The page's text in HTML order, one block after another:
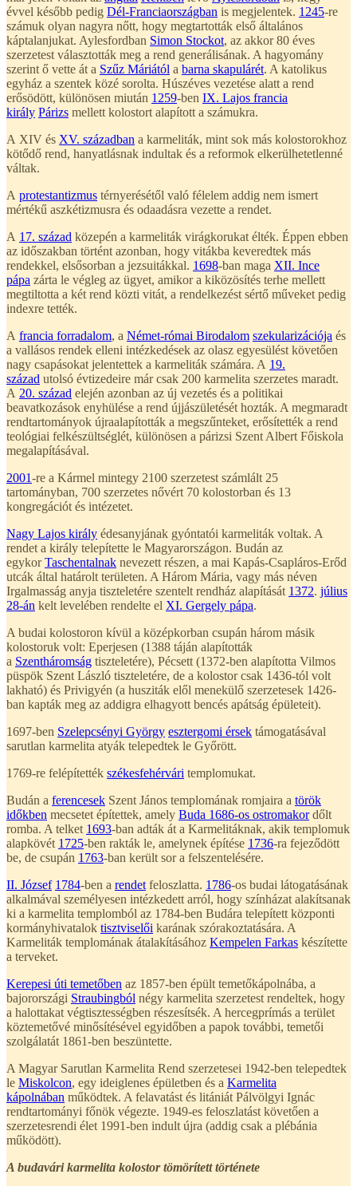
évvel később pedig Dél-Franciaországban is megjelentek. 1245-re
számuk olyan nagyra nőtt, hogy megtartották első általános
káptalanjukat. Aylesfordban Simon Stockot, az akkor 80 éves
szerzetest választották meg a rend generálisának. A hagyomány
szerint ő vette át a Szűz Máriától a barna skapulárét. A katolikus
egyház a szentek közé sorolta. Húszéves vezetése alatt a rend
erősödött, különösen miután 1259-ben IX. Lajos francia
király Párizs mellett kolostort alapított a számukra.
A XIV és XV. században a karmeliták, mint sok más kolostorokhoz
kötődő rend, hanyatlásnak indultak és a reformok elkerülhetetlenné
váltak.
A protestantizmus térnyerésétől való félelem addig nem ismert
mértékű aszkétizmusra és odaadásra vezette a rendet.
A 17. század közepén a karmeliták virágkorukat élték. Éppen ebben
az időszakban történt azonban, hogy vitákba keveredtek más
rendekkel, elsősorban a jezsuitákkal. 1698-ban maga XII. Ince
pápa zárta le végleg az ügyet, amikor a kiközösítés terhe mellett
megtiltotta a két rend közti vitát, a rendelkezést sértő műveket pedig
indexre tették.
A francia forradalom, a Német-római Birodalom szekularizációja és
a vallásos rendek elleni intézkedések az olasz egyesülést követően
nagy csapásokat jelentettek a karmeliták számára. A 19.
század utolsó évtizedeire már csak 200 karmelita szerzetes maradt.
A 20. század elején azonban az új vezetés és a politikai
beavatkozások enyhülése a rend újjászületését hozták. A megmaradt
rendtartományok újraalapították a megszűnteket, erősítették a rend
teológiai felkészültséglét, különösen a párizsi Szent Albert Főiskola
megalapításával.
2001-re a Kármel mintegy 2100 szerzetest számlált 25
tartományban, 700 szerzetes nővért 70 kolostorban és 13
kongregációt és intézetet.
Nagy Lajos király édesanyjának gyóntatói karmeliták voltak. A
rendet a király telepítette le Magyarországon. Budán az
egykorTaschentalnak nevezett részen, a mai Kapás-Csapláros-Erőd
utcák által határolt területen. A Három Mária, vagy más néven
Irgalmasság anyja tiszteletére szentelt rendház alapítását 1372. július
28-án kelt levelében rendelte el XI. Gergely pápa.
A budai kolostoron kívül a középkorban csupán három másik
kolostoruk volt: Eperjesen (1388 táján alapították
a Szentháromság tiszteletére), Pécsett (1372-ben alapította Vilmos
püspök Szent László tiszteletére, de a kolostor csak 1436-tól volt
lakható) és Privigyén (a husziták elől menekülő szerzetesek 1426-
ban kapták meg az addigra elhagyott bencés apátság épületeit).
1697-ben Szelepcsényi György esztergomi érsek támogatásával
sarutlan karmelita atyák telepedtek le Győrött.
1769-re felépítették székesfehérvári templomukat.
Budán a ferencesek Szent János templomának romjaira a török
időkben mecsetet építettek, amely Buda 1686-os ostromakordőlt
romba. A telket 1693-ban adták át a Karmelitáknak, akik templomuk
alapkövét 1725-ben rakták le, amelynek építése 1736-ra fejeződött
be, de csupán 1763-ban került sor a felszentelésére.
II. József 1784-ben a rendet feloszlatta. 1786-os budai látogatásának
alkalmával személyesen intézkedett arról, hogy színházat alakítsanak
ki a karmelita templomból az 1784-ben Budára telepített központi
kormányhivatalok tisztviselői karának szórakoztatására. A
Karmeliták templomának átalakításához Kempelen Farkas készítette
a terveket.
Kerepesi úti temetőben az 1857-ben épült temetőkápolnába, a
bajorországi Straubingból négy karmelita szerzetest rendeltek, hogy
a halottakat végtisztességben részesítsék. A hercegprímás a terület
köztemetővé minősítésével egyidőben a papok további, temetői
szolgálatát 1861-ben beszüntette.
A Magyar Sarutlan Karmelita Rend szerzetesei 1942-ben telepedtek
le Miskolcon, egy ideiglenes épületben és a Karmelita
kápolnában működtek. A felavatást és litániát Pálvölgyi Ignác
rendtartományi főnök végezte. 1949-es feloszlatást követően a
szerzetesrendi élet 1991-ben indult újra (addig csak a plébánia
működött).
A budavári karmelita kolostor tömörített története